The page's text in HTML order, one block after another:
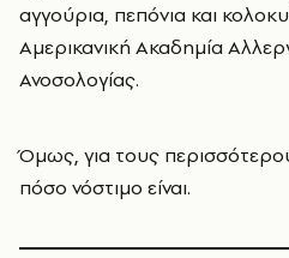
αγγούρια, πεπόνια και
Αμερικανική Ακαδημία
Ανοσολογίας.
Όμως, για τους
πόσο νόστιμο είναι.